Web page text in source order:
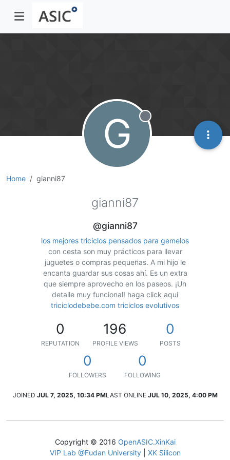
Home gianni87
G Offline
gianni87
@gianni87
los mejores triciclos pensados para gemelos
con cesta son muy prácticos para llevar
juguetes o compras pequeñas. A mi hijo le
encanta guardar sus cosas ahí. Es un extra
que siempre aprovecho en los paseos. ¡Un
detalle muy funcional! haga click aqui
triciclodebebe.com triciclos evolutivos
0
REPUTATION
196
PROFILE VIEWS
0
POSTS
0
FOLLOWERS
0
FOLLOWING
JOINED JUL 7, 2025, 10:34 PMLAST ONLINE JUL 10, 2025, 4:00 PM
Copyright © 2016 OpenASIC.XinKai
VIP Lab @Fudan University| XK Silicon